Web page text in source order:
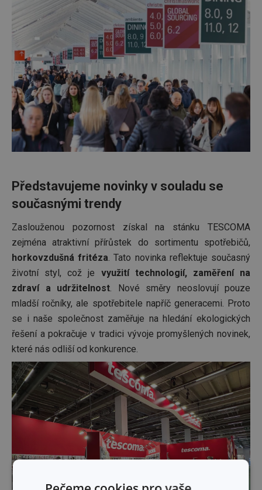
Představujeme novinky v souladu se
současnými trendy
Zaslouženou pozornost získal na stánku TESCOMA
zejména atraktivní přírůstek do sortimentu spotřebičů,
horkovzdušná fritéza . Tato novinka reflektuje současný
životní styl, což je využití technologií, zaměření na
zdraví a udržitelnost . Nové směry neoslovují pouze
mladší ročníky, ale spotřebitele napříč generacemi. Proto
se i naše společnost zaměřuje na hledání ekologických
řešení a pokračuje v tradici vývoje promyšlených novinek,
které nás odliší od konkurence.